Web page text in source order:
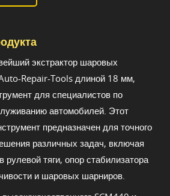
экстрактор шаровых
Repair-Tools длиной 18 мм,
для специалистов по
автомобилей. Этот
предназначен для точного
различных задач, включая
рулевой тяги, опор стабилизатора
и шаровых шарниров.